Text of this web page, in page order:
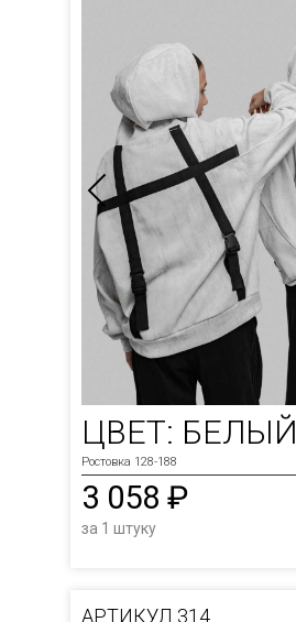
ЦВЕТ: БЕЛЫЙ
Ростовка 128-188
3 058 ₽
за 1 штуку
АРТИКУЛ 314